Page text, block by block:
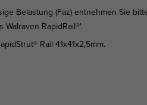
Belastung (Faz) entnehmen Sie
RapidRail®'.
Rail 41x41x2,5mm.